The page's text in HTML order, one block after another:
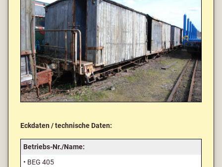
Eckdaten / technische Daten:
Betriebs-Nr./Name:
• BEG 405